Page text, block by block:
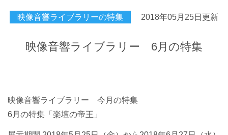
映像音響ライブラリーの特集 2018年05月25日更新
映像音響ライブラリー 6月の特集
映像音響ライブラリー 今月の特集
6月の特集「楽壇の帝王」